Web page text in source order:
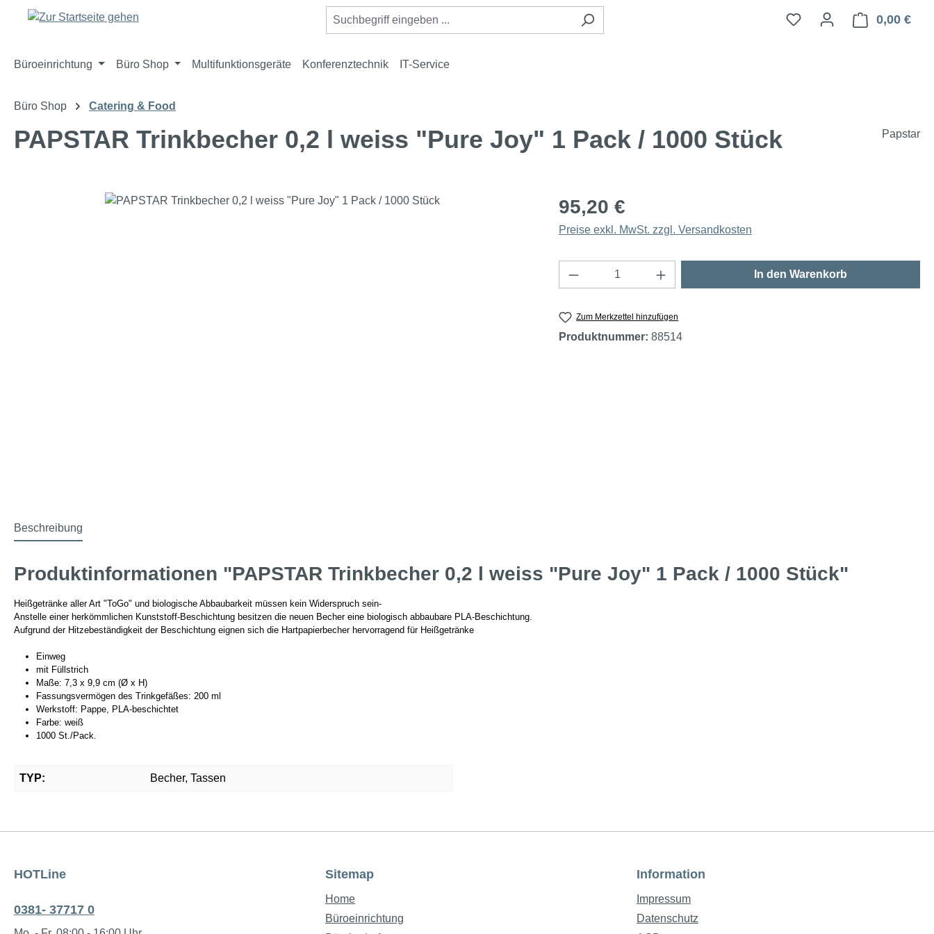
Hauptinhalt springen
Zur Suche springen
Zur Hauptnavigation springen 0,00 €
Büroeinrichtung Büro Shop Multifunktionsgeräte Konferenztechnik IT-Service
Büro Shop Catering & Food
PAPSTAR Trinkbecher 0,2 l weiss "Pure Joy" 1 Pack / 1000 Stück Papstar
Bildergalerie überspringen 95,20 €
Preise exkl. MwSt. zzgl. Versandkosten
Produkt Anzahl: Gib den gewünschten Wert ein
In den Warenkorb
Zum Merkzettel hinzufügen
Produktnummer: 88514
Beschreibung
Produktinformationen "PAPSTAR Trinkbecher 0,2 l weiss "Pure Joy" 1 Pack / 1000 Stück"
Heißgetränke aller Art "ToGo" und biologische Abbaubarkeit müssen kein Widerspruch sein-
Anstelle einer herkömmlichen Kunststoff-Beschichtung besitzen die neuen Becher eine biologisch abbaubare PLA-Beschichtung.
Aufgrund der Hitzebeständigkeit der Beschichtung eignen sich die Hartpapierbecher hervorragend für Heißgetränke
Einweg
mit Füllstrich
Maße: 7,3 x 9,9 cm (Ø x H)
Fassungsvermögen des Trinkgefäßes: 200 ml
Werkstoff: Pappe, PLA-beschichtet
Farbe: weiß
1000 St./Pack.
TYP: Becher, Tassen
HOTLine
0381- 37717 0
Sitemap
Home
Büroeinrichtung
Information
Impressum
Datenschutz